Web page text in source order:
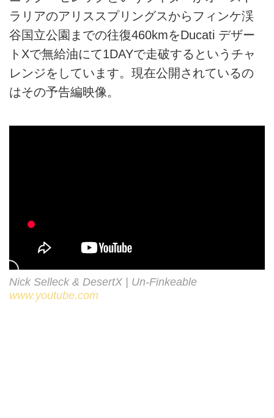
ラリアのアリススプリングスからフィンケ渓
谷国立公園までの往復460kmをDucati デザー
トXで無給油にて1DAYで走破するというチャ
レンジをしています。現在公開されているの
はその予告編映像。
Nick Selleck & DesertX | Un-Finkeable
www.youtube.com